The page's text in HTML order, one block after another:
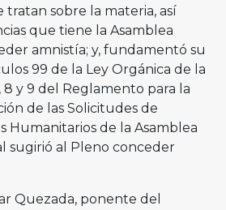
sobre la materia, así
que tiene la Asamblea
amnistía; y, fundamentó su
99 de la Ley Orgánica de la
8 y 9 del Reglamento para la
de las Solicitudes de
Humanitarios de la Asamblea
sugirió al Pleno conceder
Quezada, ponente del